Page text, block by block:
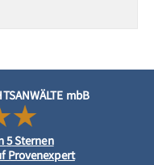
mbB
5Sternen
Provenexpert